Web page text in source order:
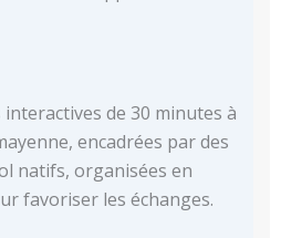
de 30 minutes à
encadrées par des
natifs, organisées en
favoriser les échanges.